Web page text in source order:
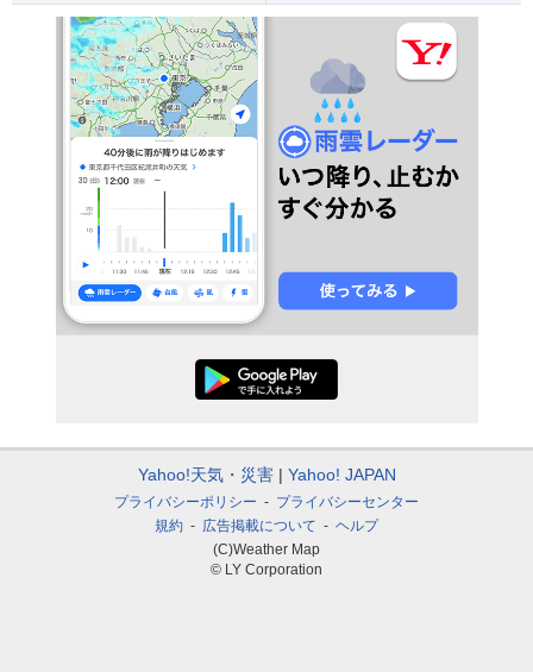
Yahoo!天気・災害 Yahoo! JAPAN
プライバシーポリシー
プライバシーセンター
規約
広告掲載について
ヘルプ
(C)Weather Map
© LY Corporation